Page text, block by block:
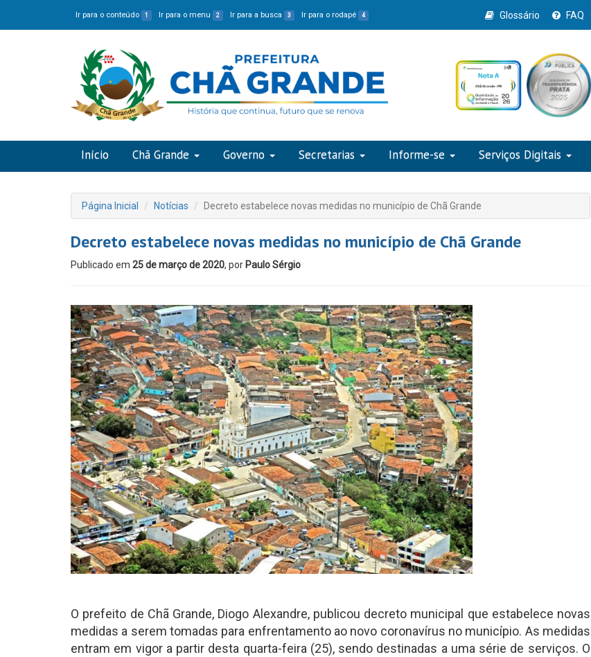
Ir para o conteúdo 1 Ir para o menu 2 Ir para a busca 3 Ir para o rodapé 4 Glossário FAQ
Início Chã Grande Governo Secretarias Informe-se Serviços Digitais
Página Inicial Notícias Decreto estabelece novas medidas no município de Chã Grande
Decreto estabelece novas medidas no município de Chã Grande
Publicado em 25 de março de 2020, por Paulo Sérgio
O prefeito de Chã Grande, Diogo Alexandre, publicou decreto municipal que estabelece novas
medidas a serem tomadas para enfrentamento ao novo coronavírus no município. As medidas
entram em vigor a partir desta quarta-feira (25), sendo destinadas a uma série de serviços. O